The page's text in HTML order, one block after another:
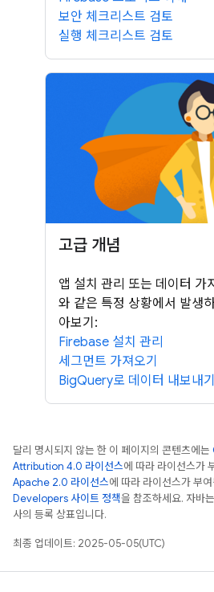
보안 체크리스트 검토
실행 체크리스트 검토
고급 개념
앱 설치 관리 또는 데이터 가
와 같은 특정 상황에서 발생
아보기:
Firebase 설치 관리
세그먼트 가져오기
BigQuery로 데이터 내보내기
달리 명시되지 않는 한 이 페이지의 콘텐츠에는
Attribution 4.0 라이선스에 따라 라이선스가
Apache 2.0 라이선스에 따라 라이선스가 부
Developers 사이트 정책을 참조하세요. 자바
사의 등록 상표입니다.
최종 업데이트: 2025-05-05(UTC)